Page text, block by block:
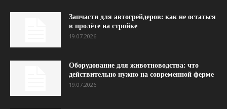
Запчасти для автогрейдеров: как не остаться
в пролёте на стройке
19.07.2026
Оборудование для животноводства: что
действительно нужно на современной ферме
19.07.2026